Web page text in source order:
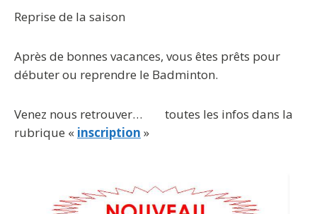
Reprise de la saison
Après de bonnes vacances, vous êtes prêts pour
débuter ou reprendre le Badminton.
Venez nous retrouver… toutes les infos dans la
rubrique « inscription »